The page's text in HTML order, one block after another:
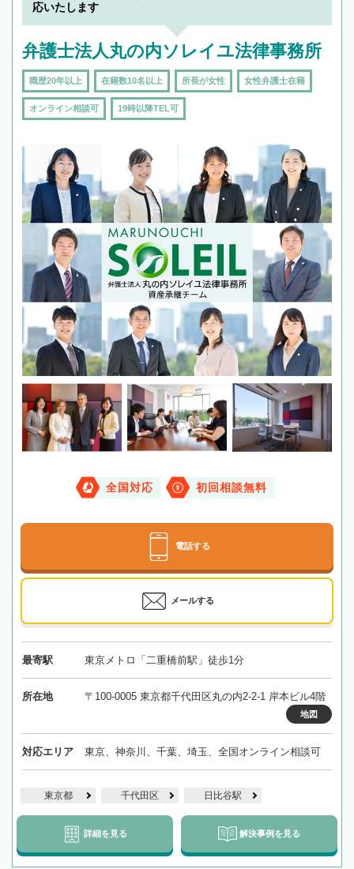
応いたします
弁護士法人丸の内ソレイユ法律事務所
職歴20年以上 在籍数10名以上 所長が女性 女性弁護士在籍
オンライン相談可 19時以降TEL可
全国対応 初回相談無料
電話する
メールする
最寄駅 東京メトロ「二重橋前駅」徒歩1分
所在地 〒100-0005 東京都千代田区丸の内2-2-1 岸本ビル4階
地図
対応エリア 東京、神奈川、千葉、埼玉、全国オンライン相談可
東京都 千代田区 日比谷駅
詳細を見る 解決事例を見る